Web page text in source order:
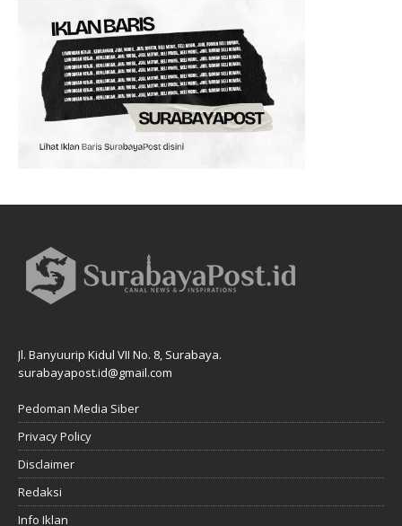
Jl. Banyuurip Kidul VII No. 8, Surabaya.
surabayapost.id@gmail.com
Pedoman Media Siber
Privacy Policy
Disclaimer
Redaksi
Info Iklan